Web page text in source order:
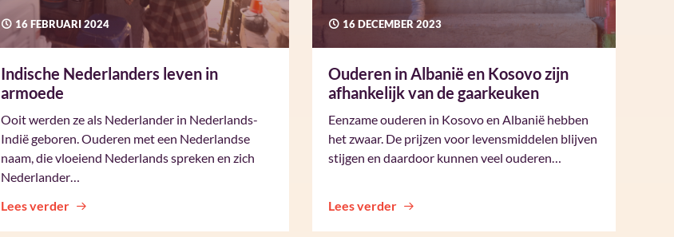
16 FEBRUARI 2024
Indische Nederlanders leven in
armoede
Ooit werden ze als Nederlander in Nederlands-
Indië geboren. Ouderen met een Nederlandse
naam, die vloeiend Nederlands spreken en zich
Nederlander…
Lees verder
16 DECEMBER 2023
Ouderen in Albanië en Kosovo zijn
afhankelijk van de gaarkeuken
Eenzame ouderen in Kosovo en Albanië hebben
het zwaar. De prijzen voor levensmiddelen blijven
stijgen en daardoor kunnen veel ouderen…
Lees verder